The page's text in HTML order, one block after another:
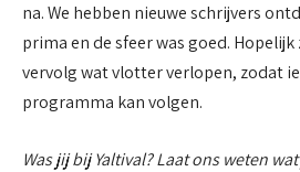
na. We hebben nieuwe schrijvers
prima en de sfeer was goed.
vervolg wat vlotter verlopen, zodat
programma kan volgen.
Was jij bij Yaltival? Laat ons weten